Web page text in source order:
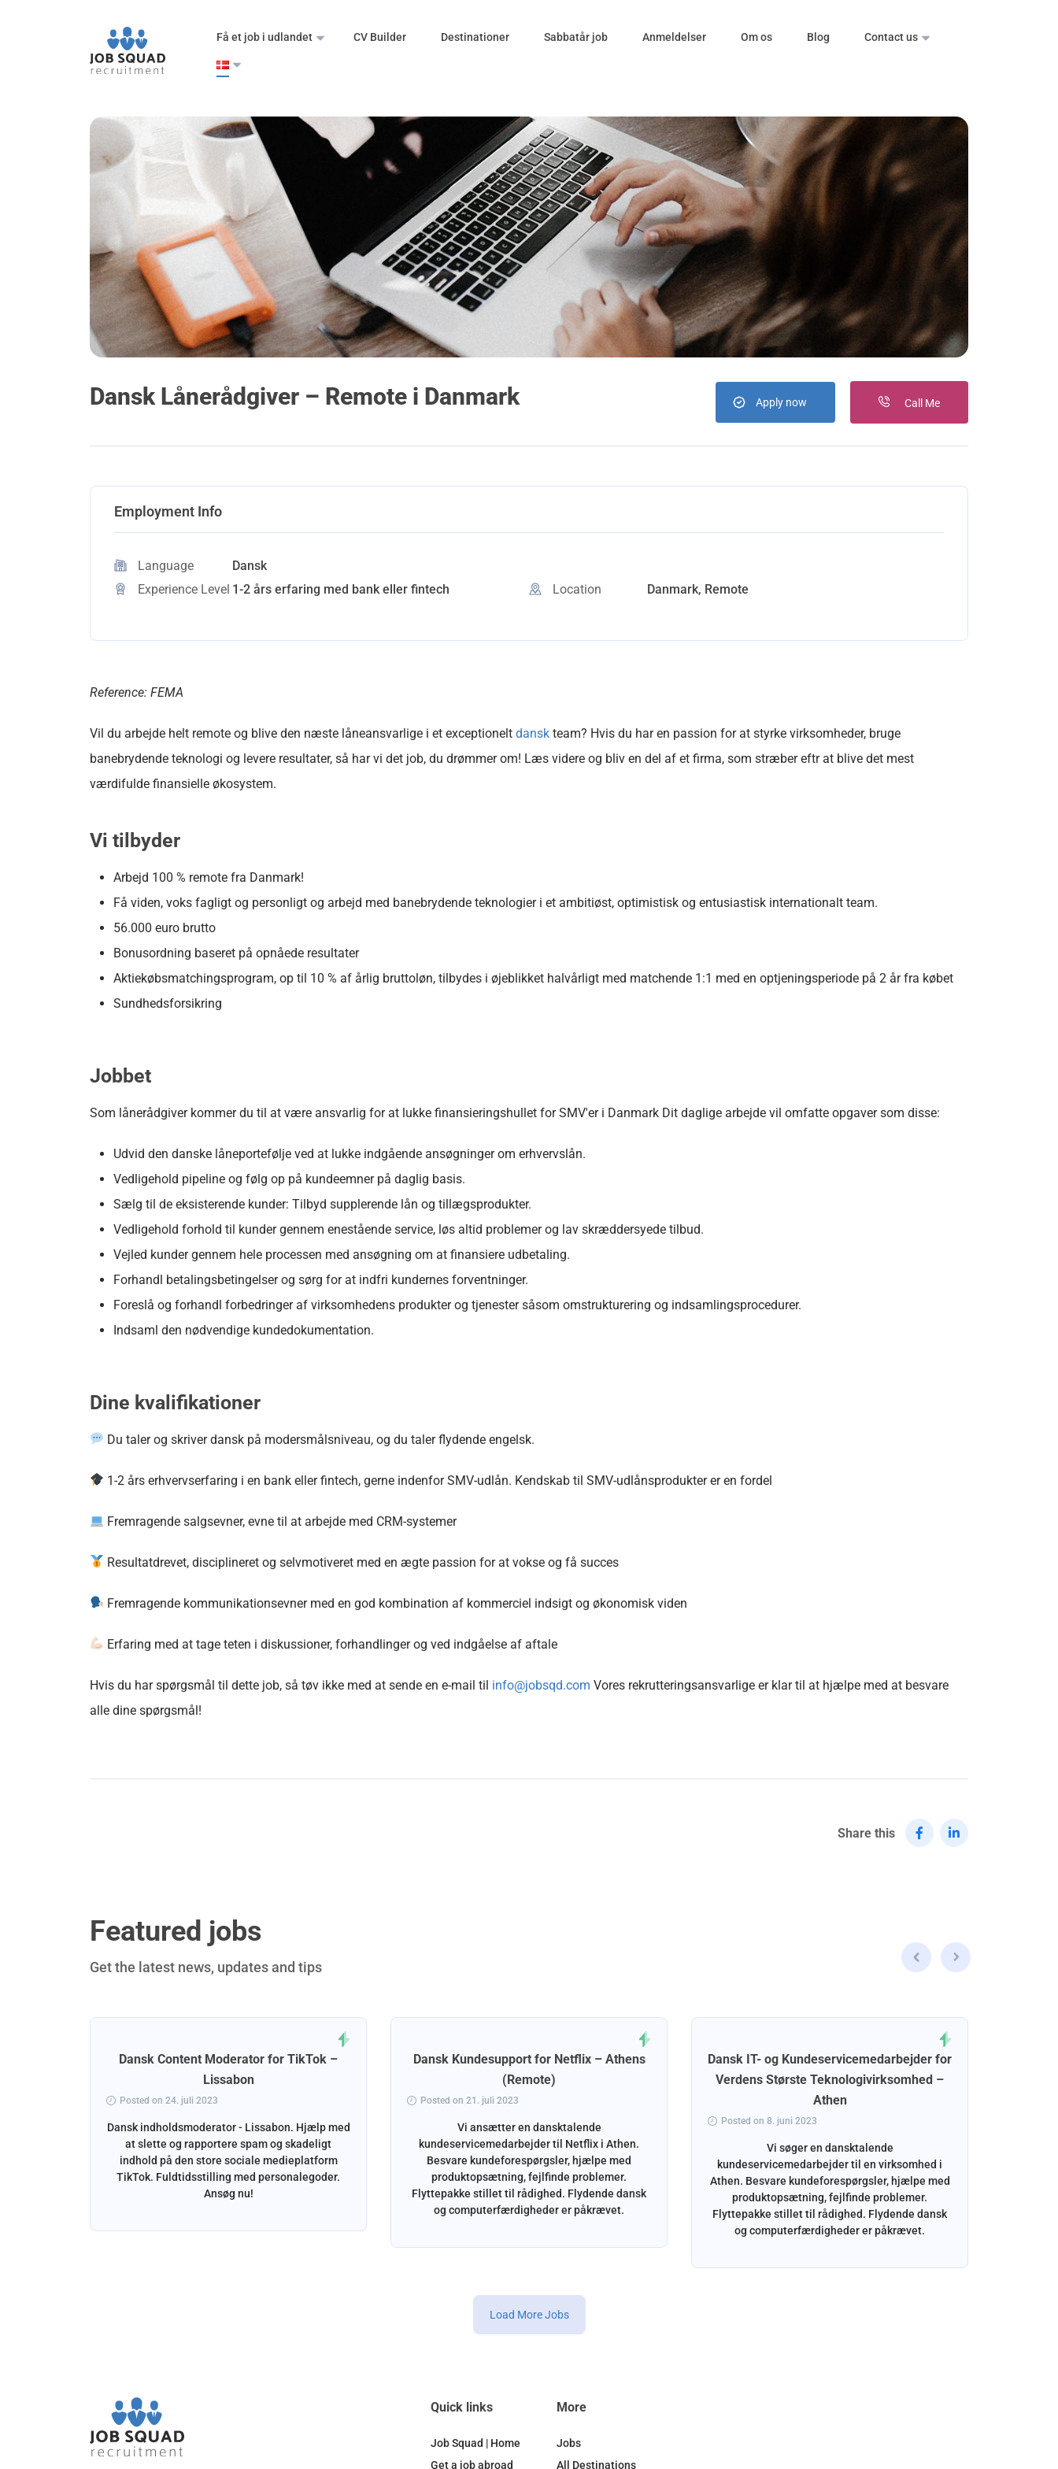
Få et job i udlandet CV Builder Destinationer Sabbatår job Anmeldelser Om os Blog Contact us
Dansk Lånerådgiver – Remote i Danmark Apply now Call Me
Employment Info
Language
Dansk
Experience Level 1-2 års erfaring med bank eller fintech Location Danmark, Remote
Reference: FEMA
Vil du arbejde helt remote og blive den næste låneansvarlige i et exceptionelt dansk team? Hvis du har en passion for at styrke virksomheder, bruge
banebrydende teknologi og levere resultater, så har vi det job, du drømmer om! Læs videre og bliv en del af et firma, som stræber eftr at blive det mest
værdifulde finansielle økosystem.
Vi tilbyder
Arbejd 100 % remote fra Danmark!
Få viden, voks fagligt og personligt og arbejd med banebrydende teknologier i et ambitiøst, optimistisk og entusiastisk internationalt team.
56.000 euro brutto
Bonusordning baseret på opnåede resultater
Aktiekøbsmatchingsprogram, op til 10 % af årlig bruttoløn, tilbydes i øjeblikket halvårligt med matchende 1:1 med en optjeningsperiode på 2 år fra købet
Sundhedsforsikring
Jobbet
Som lånerådgiver kommer du til at være ansvarlig for at lukke finansieringshullet for SMV'er i Danmark Dit daglige arbejde vil omfatte opgaver som disse:
Udvid den danske låneportefølje ved at lukke indgående ansøgninger om erhvervslån.
Vedligehold pipeline og følg op på kundeemner på daglig basis.
Sælg til de eksisterende kunder: Tilbyd supplerende lån og tillægsprodukter.
Vedligehold forhold til kunder gennem enestående service, løs altid problemer og lav skræddersyede tilbud.
Vejled kunder gennem hele processen med ansøgning om at finansiere udbetaling.
Forhandl betalingsbetingelser og sørg for at indfri kundernes forventninger.
Foreslå og forhandl forbedringer af virksomhedens produkter og tjenester såsom omstrukturering og indsamlingsprocedurer.
Indsaml den nødvendige kundedokumentation.
Dine kvalifikationer
Du taler og skriver dansk på modersmålsniveau, og du taler flydende engelsk.
1-2 års erhvervserfaring i en bank eller fintech, gerne indenfor SMV-udlån. Kendskab til SMV-udlånsprodukter er en fordel
Fremragende salgsevner, evne til at arbejde med CRM-systemer
Resultatdrevet, disciplineret og selvmotiveret med en ægte passion for at vokse og få succes
Fremragende kommunikationsevner med en god kombination af kommerciel indsigt og økonomisk viden
Erfaring med at tage teten i diskussioner, forhandlinger og ved indgåelse af aftale
Hvis du har spørgsmål til dette job, så tøv ikke med at sende en e-mail til info@jobsqd.com Vores rekrutteringsansvarlige er klar til at hjælpe med at besvare
alle dine spørgsmål!
Share this
Featured jobs
Get the latest news, updates and tips
Dansk Content Moderator for TikTok –
Lissabon
Posted on 24. juli 2023
Dansk indholdsmoderator - Lissabon. Hjælp med
at slette og rapportere spam og skadeligt
indhold på den store sociale medieplatform
TikTok. Fuldtidsstilling med personalegoder.
Ansøg nu!
Dansk Kundesupport for Netflix – Athens
(Remote)
Posted on 21. juli 2023
Vi ansætter en dansktalende
kundeservicemedarbejder til Netflix i Athen.
Besvare kundeforespørgsler, hjælpe med
produktopsætning, fejlfinde problemer.
Flyttepakke stillet til rådighed. Flydende dansk
og computerfærdigheder er påkrævet.
Dansk IT- og Kundeservicemedarbejder for
Verdens Største Teknologivirksomhed –
Athen
Posted on 8. juni 2023
Vi søger en dansktalende
kundeservicemedarbejder til en virksomhed i
Athen. Besvare kundeforespørgsler, hjælpe med
produktopsætning, fejlfinde problemer.
Flyttepakke stillet til rådighed. Flydende dansk
og computerfærdigheder er påkrævet.
Load More Jobs
Quick links
Job Squad | Home
Get a job abroad
More
Jobs
All Destinations